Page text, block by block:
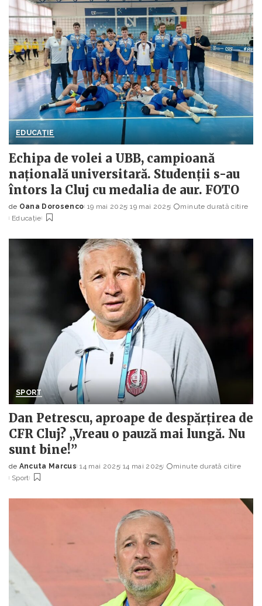
EDUCAȚIE
Echipa de volei a UBB, campioană
națională universitară. Studenții s-au
întors la Cluj cu medalia de aur. FOTO
Posted
by
de Oana Dorosenco 19 mai 2025 19 mai 2025
minute durată citire
Educație
SPORT
Dan Petrescu, aproape de despărțirea de
CFR Cluj? „Vreau o pauză mai lungă. Nu
sunt bine!”
Posted
by
de Ancuta Marcus 14 mai 2025 14 mai 2025
minute durată citire
Sport